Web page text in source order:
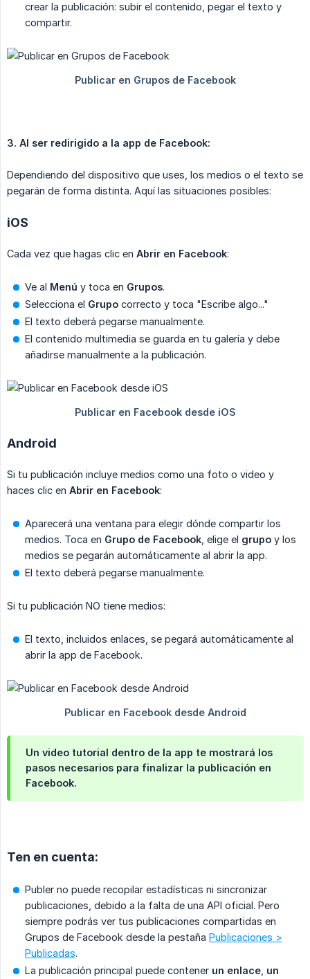
crear la publicación: subir el contenido, pegar el texto y
compartir.
3. Al ser redirigido a la app de Facebook:
Dependiendo del dispositivo que uses, los medios o el texto se
pegarán de forma distinta. Aquí las situaciones posibles:
iOS
Cada vez que hagas clic en Abrir en Facebook:
Ve al Menú y toca en Grupos.
Selecciona el Grupo correcto y toca "Escribe algo..."
El texto deberá pegarse manualmente.
El contenido multimedia se guarda en tu galería y debe
añadirse manualmente a la publicación.
Android
Si tu publicación incluye medios como una foto o video y
haces clic en Abrir en Facebook:
Aparecerá una ventana para elegir dónde compartir los
medios. Toca en Grupo de Facebook , elige el grupo y los
medios se pegarán automáticamente al abrir la app.
El texto deberá pegarse manualmente.
Si tu publicación NO tiene medios:
El texto, incluidos enlaces, se pegará automáticamente al
abrir la app de Facebook.
Un video tutorial dentro de la app te mostrará los
pasos necesarios para finalizar la publicación en
Facebook.
Ten en cuenta:
Publer no puede recopilar estadísticas ni sincronizar
publicaciones, debido a la falta de una API oficial. Pero
siempre podrás ver tus publicaciones compartidas en
Grupos de Facebook desde la pestaña Publicaciones >
Publicadas.
La publicación principal puede contener un enlace un